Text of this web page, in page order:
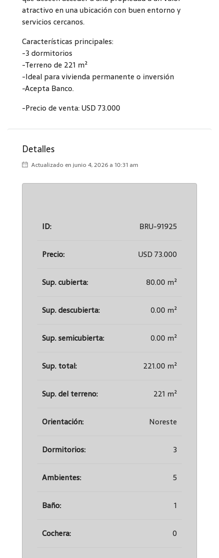
atractivo en una ubicación con buen entorno y
servicios cercanos.
Características principales:
-3 dormitorios
-Terreno de 221 m²
-Ideal para vivienda permanente o inversión
-Acepta Banco.
-Precio de venta: USD 73.000
Detalles
Actualizado en junio 4, 2026 a 10:31 am
ID: BRU-91925
Precio: USD 73.000
Sup. cubierta: 80.00 m²
Sup. descubierta: 0.00 m²
Sup. semicubierta: 0.00 m²
Sup. total: 221.00 m²
Sup. del terreno: 221 m²
Orientación: Noreste
Dormitorios: 3
Ambientes: 5
Baño: 1
Cochera: 0